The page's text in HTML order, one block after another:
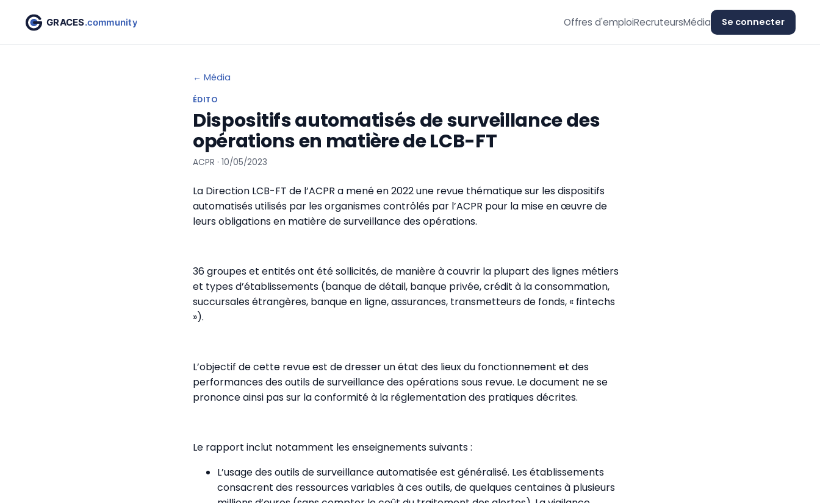
Offres d'emploiRecruteursMédia Se connecter
← Média
ÉDITO
Dispositifs automatisés de surveillance des
opérations en matière de LCB-FT
ACPR · 10/05/2023
La Direction LCB-FT de l’ACPR a mené en 2022 une revue thématique sur les dispositifs
automatisés utilisés par les organismes contrôlés par l’ACPR pour la mise en œuvre de
leurs obligations en matière de surveillance des opérations.
36 groupes et entités ont été sollicités, de manière à couvrir la plupart des lignes métiers
et types d’établissements (banque de détail, banque privée, crédit à la consommation,
succursales étrangères, banque en ligne, assurances, transmetteurs de fonds, « fintechs
»).
L’objectif de cette revue est de dresser un état des lieux du fonctionnement et des
performances des outils de surveillance des opérations sous revue. Le document ne se
prononce ainsi pas sur la conformité à la réglementation des pratiques décrites.
Le rapport inclut notamment les enseignements suivants :
L’usage des outils de surveillance automatisée est généralisé. Les établissements
consacrent des ressources variables à ces outils, de quelques centaines à plusieurs